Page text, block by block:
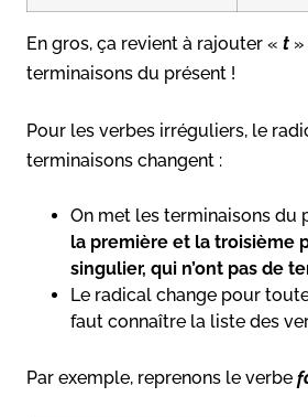
En gros, ça revient à rajouter « t
terminaisons du présent !
Pour les verbes irréguliers, le
terminaisons changent :
On met les terminaisons du
la première et la troisième
singulier, qui n’ont pas de
Le radical change pour
faut connaître la liste des
Par exemple, reprenons le verbe